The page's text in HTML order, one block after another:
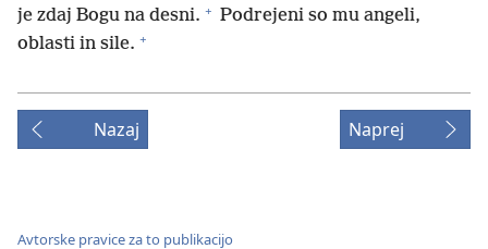
je zdaj Bogu na desni. + Podrejeni so mu angeli,
oblasti in sile. +
Nazaj Naprej
Avtorske pravice za to publikacijo